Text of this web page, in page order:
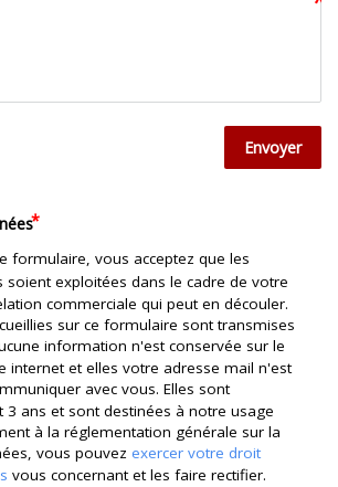
Envoyer
formulaire, vous acceptez que les
exploitées dans le cadre de votre
commerciale qui peut en découler.
sur ce formulaire sont transmises
information n'est conservée sur le
internet et elles votre adresse mail n'est
avec vous. Elles sont
3 ans et sont destinées à notre usage
à la réglementation générale sur la
vous pouvez exercer votre droit
vous concernant et les faire rectifier.